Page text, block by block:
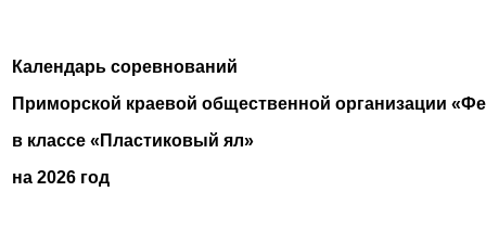
Календарь соревнований
Приморской краевой общественной организации
в классе «Пластиковый ял»
на 2026 год